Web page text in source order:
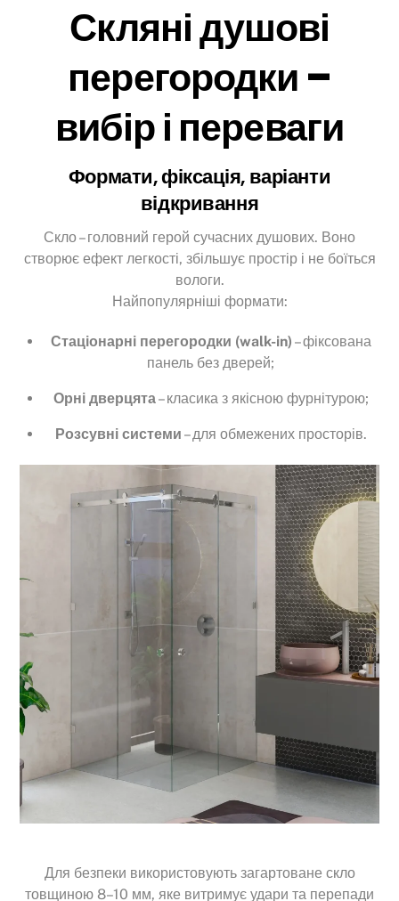
Скляні душові
перегородки –
вибір і переваги
Формати, фіксація, варіанти
відкривання
Скло – головний герой сучасних душових. Воно
створює ефект легкості, збільшує простір і не боїться
вологи.
Найпопулярніші формати:
Стаціонарні перегородки (walk-in) – фіксована
панель без дверей;
Орні дверцята– класика з якісною фурнітурою;
Розсувні системи – для обмежених просторів.
Для безпеки використовують загартоване скло
товщиною 8–10 мм, яке витримує удари та перепади